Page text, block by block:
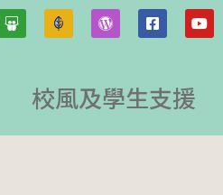
校風及學生支援